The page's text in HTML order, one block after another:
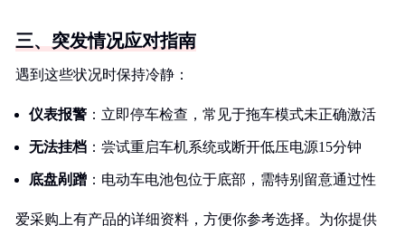
三、突发情况应对指南
遇到这些状况时保持冷静：
仪表报警 ：立即停车检查，常见于拖车模式未正确激活
无法挂档 ：尝试重启车机系统或断开低压电源15分钟
底盘剐蹭 ：电动车电池包位于底部，需特别留意通过性
爱采购上有产品的详细资料，方便你参考选择。为你提供